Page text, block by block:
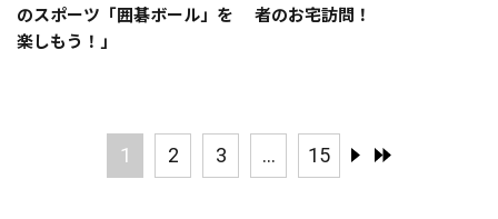
のスポーツ「囲碁ボール」を
楽しもう！」
者のお宅訪問！
1 2 3 ... 15